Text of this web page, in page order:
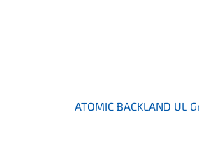
ATOMIC BACKLAND UL